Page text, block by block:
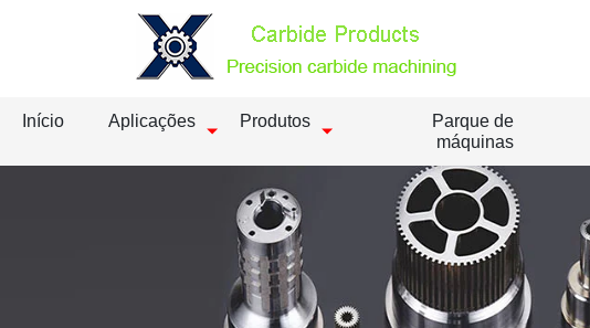
Início Aplicações Produtos
Parque de
máquinas